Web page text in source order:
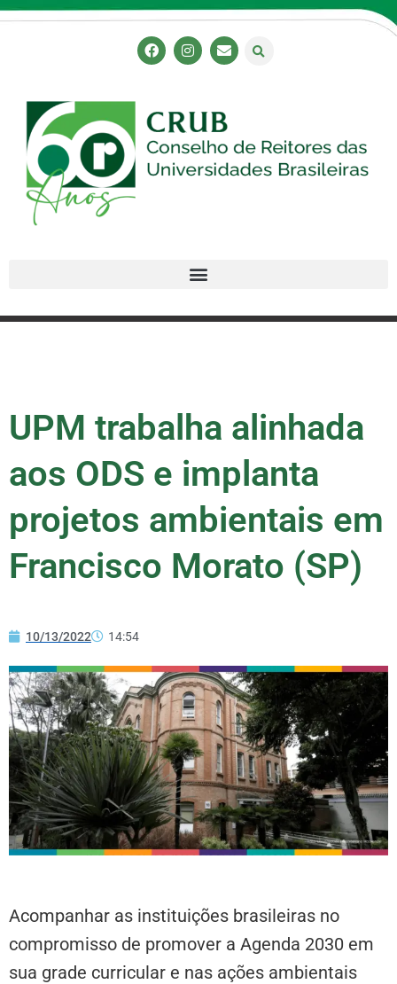
UPM trabalha alinhada
aos ODS e implanta
projetos ambientais em
Francisco Morato (SP)
10/13/2022 14:54
Acompanhar as instituições brasileiras no
compromisso de promover a Agenda 2030 em
sua grade curricular e nas ações ambientais